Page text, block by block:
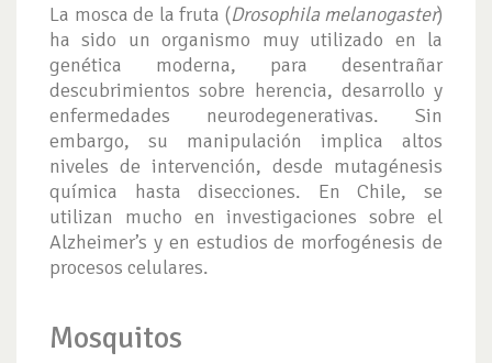
La mosca de la fruta (Drosophila melanogaster)
ha sido un organismo muy utilizado en la
genética moderna, para desentrañar
descubrimientos sobre herencia, desarrollo y
enfermedades neurodegenerativas. Sin
embargo, su manipulación implica altos
niveles de intervención, desde mutagénesis
química hasta disecciones. En Chile, se
utilizan mucho en investigaciones sobre el
Alzheimer’s y en estudios de morfogénesis de
procesos celulares.
Mosquitos